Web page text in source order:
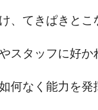
、てきぱきとこ
スタッフに好
何なく能力を